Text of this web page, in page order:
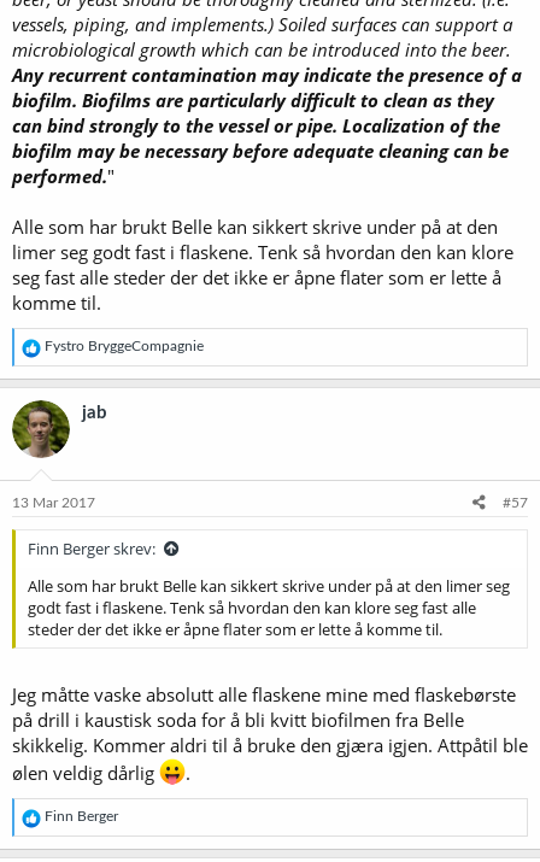
vessels, piping, and implements.) Soiled surfaces can support a
microbiological growth which can be introduced into the beer.
Any recurrent contamination may indicate the presence of a
biofilm. Biofilms are particularly difficult to clean as they
can bind strongly to the vessel or pipe. Localization of the
biofilm may be necessary before adequate cleaning can be
performed."
Alle som har brukt Belle kan sikkert skrive under på at den
limer seg godt fast i flaskene. Tenk så hvordan den kan klore
seg fast alle steder der det ikke er åpne flater som er lette å
komme til.
R
e
a
k
s
j
o
e
Fystro BryggeCompagnie
jab
13 Mar 2017 #57
Finn Berger skrev:
Alle som har brukt Belle kan sikkert skrive under på at den limer seg
godt fast i flaskene. Tenk så hvordan den kan klore seg fast alle
steder der det ikke er åpne flater som er lette å komme til.
Jeg måtte vaske absolutt alle flaskene mine med flaskebørste
på drill i kaustisk soda for å bli kvitt biofilmen fra Belle
skikkelig. Kommer aldri til å bruke den gjæra igjen. Attpåtil ble
ølen veldig dårlig
.
R
e
a
Finn Berger